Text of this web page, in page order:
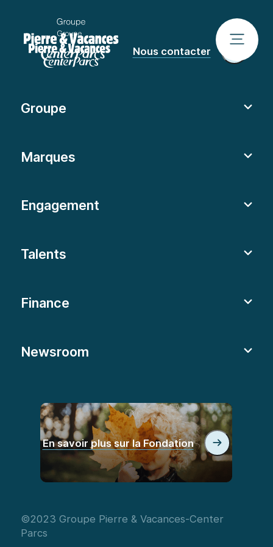
Nous contacter
Groupe
Marques
Engagement
Talents
Finance
Newsroom
En savoir plus sur la Fondation
©2023 Groupe Pierre & Vacances-Center
Parcs